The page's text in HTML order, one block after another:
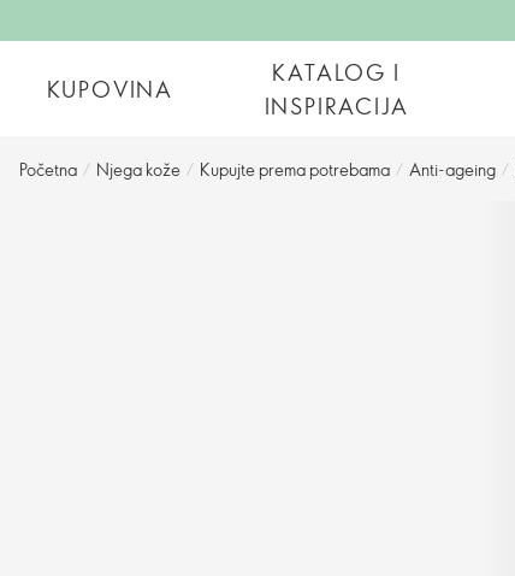
KUPOVINA
KATALOG I
INSPIRACIJA
Početna / Njega kože / Kupujte prema potrebama / Anti-ageing /